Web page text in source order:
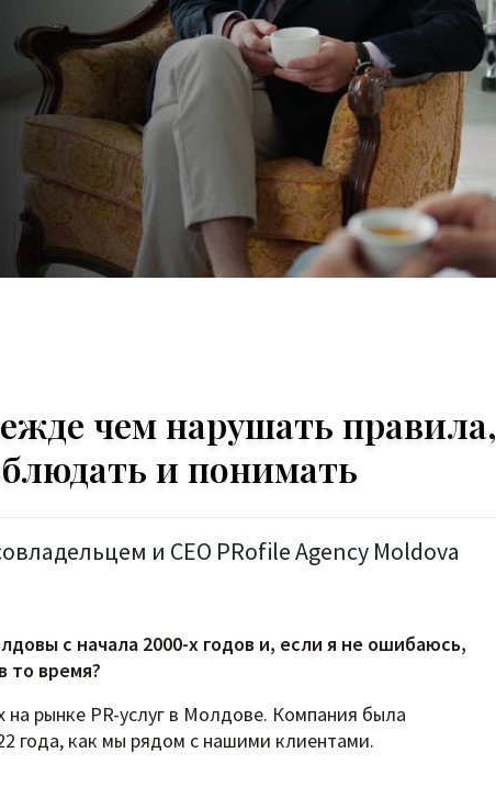
чем нарушать правила,
и понимать
и CEO PRofile Agency Moldova
с начала 2000-х годов и, если я не ошибаюсь,
то время?
рынке PR-услуг в Молдове. Компания была
года, как мы рядом с нашими клиентами.